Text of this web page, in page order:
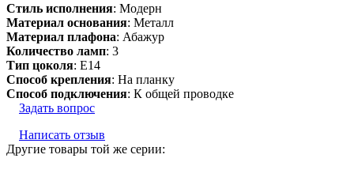
Стиль исполнения: Модерн
Материал основания: Металл
Материал плафона: Абажур
Количество ламп: 3
Тип цоколя: E14
Способ крепления: На планку
Способ подключения: К общей проводке
Задать вопрос
Написать отзыв
Другие товары той же серии: